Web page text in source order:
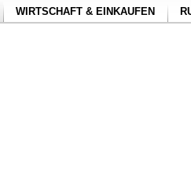
WIRTSCHAFT & EINKAUFEN